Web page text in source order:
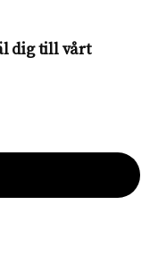
dig till vårt